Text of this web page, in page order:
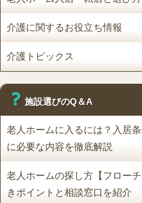
介護に関するお役立ち情報
介護トピックス
施設選びのQ＆A
老人ホームに入るには？入居
に必要な内容を徹底解説
老人ホームの探し方【フロー
きポイントと相談窓口を紹介